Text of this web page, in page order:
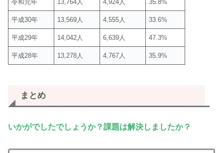
令和元年 13,764人 4,924人 35.8%
平成30年 13,569人 4,555人 33.6%
平成29年 14,042人 6,639人 47.3%
平成28年 13,278人 4,767人 35.9%
まとめ
いかがでしたでしょうか？課題は解決しましたか？